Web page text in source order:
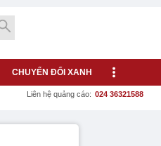
CHUYỂN ĐỔI XANH
Liên hệ quảng cáo: 024 36321588